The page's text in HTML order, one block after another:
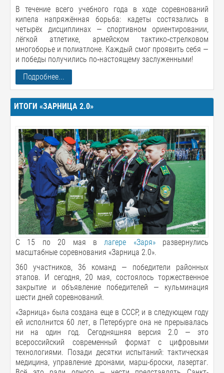
В течение всего учебного года в ходе соревнований
кипела напряжённая борьба: кадеты состязались в
четырёх дисциплинах — спортивном ориентировании,
лёгкой атлетике, армейском тактико‑стрелковом
многоборье и полиатлоне. Каждый смог проявить себя —
и победы получились по‑настоящему заслуженными!
Подробнее...
ИТОГИ «ЗАРНИЦА 2.0»
С 15 по 20 мая в лагере «Заря»развернулись
масштабные соревнования «Зарница 2.0».
360 участников, 36 команд — победители районных
этапов. И сегодня, 20 мая, состоялось торжественное
закрытие и объявление победителей — кульминация
шести дней соревнований.
«Зарница» была создана еще в СССР, и в следующем году
ей исполнится 60 лет, в Петербурге она не прерывалась
ни на один год. Сегодняшняя версия 2.0 — это
всероссийский современный формат с цифровыми
технологиями. Позади десятки испытаний: тактическая
медицина, управление дронами, марш-броски, лазертаг.